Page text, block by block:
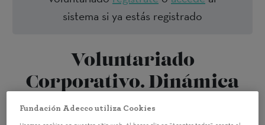
sistema si ya estás registrado
Voluntariado
Corporativo. Dinámica
Grupal Entrevistas
Fundación Adecco utiliza Cookies